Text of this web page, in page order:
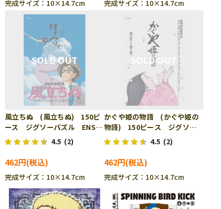
完成サイズ：10×14.7cm 完成サイズ：10×14.7cm
風立ちぬ (風立ちぬ) 150ピ
ース ジグソーパズル ENS-
150-G44
4.5 (2)
462円
完成サイズ：10×14.7cm
かぐや姫の物語 (かぐや姫の
物語) 150ピース ジグソー
パズル ENS-150-G45
4.5 (2)
462円
完成サイズ：10×14.7cm